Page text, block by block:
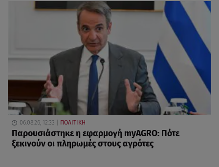
06.08.26, 12:33 ΠΟΛΙΤΙΚΗ
Παρουσιάστηκε η εφαρμογή myAGRO: Πότε
ξεκινούν οι πληρωμές στους αγρότες